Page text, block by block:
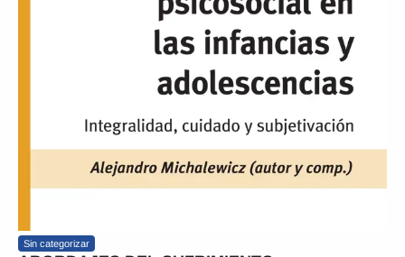
Sin categorizar